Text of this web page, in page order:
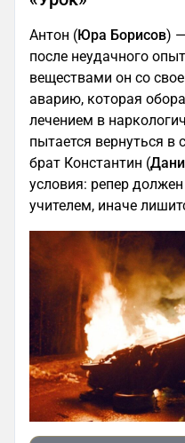
Антон (Юра Борисов)
после неудачного
веществами он со
аварию, которая
лечением в
пытается вернуться
брат Константин (
условия: репер
учителем, иначе